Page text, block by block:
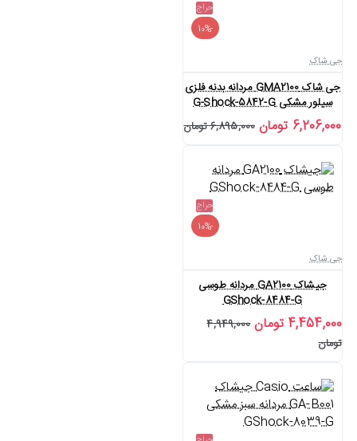
حراج
-10%
جی شاک
جی شاک GMA2100 مردانه بدنه فلزی
سیلور مشکی G-Shock-5842-G
6,206,000 تومان 6,895,000 تومان
حراج
-10%
جی شاک
جیشاک GA2100 مردانه طوسی
GShock-8484-G
4,454,000 تومان
4,949,000
تومان